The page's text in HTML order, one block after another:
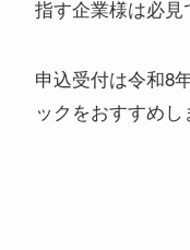
指す企業様は必見
申込受付は令和8
ックをおすすめし